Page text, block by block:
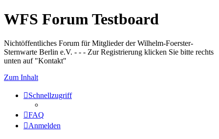
WFS Forum Testboard
Nichtöffentliches Forum für Mitglieder der Wilhelm-Foerster-
Sternwarte Berlin e.V. - - - Zur Registrierung klicken Sie bitte rechts
unten auf "Kontakt"
Zum Inhalt
Schnellzugriff
FAQ
Anmelden